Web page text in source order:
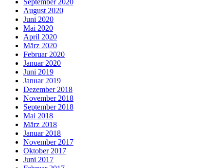
September 2020
August 2020
Juni 2020
Mai 2020
April 2020
März 2020
Februar 2020
Januar 2020
Juni 2019
Januar 2019
Dezember 2018
November 2018
September 2018
Mai 2018
März 2018
Januar 2018
November 2017
Oktober 2017
Juni 2017